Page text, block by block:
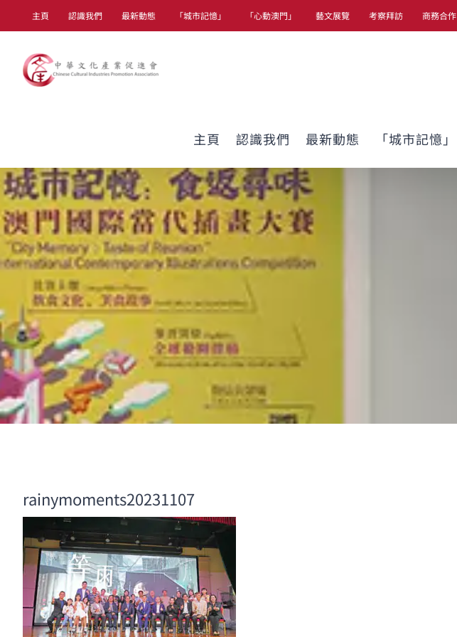
to
content
主頁 認識我們 最新動態 「城市記憶」 「心動澳門」 藝文展覽 考察拜訪 商務合作
主頁 認識我們 最新動態 「城市記憶」
rainymoments20231107